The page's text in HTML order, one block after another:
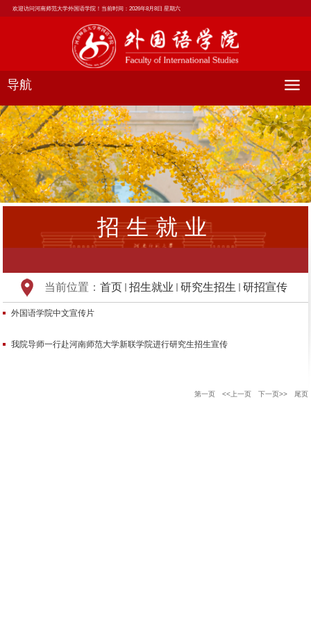
欢迎访问河南师范大学外国语学院！当前时间： 2026年8月8日 星期六
导航
招生就业
当前位置：首页 招生就业 研究生招生 研招宣传
外国语学院中文宣传片
我院导师一行赴河南师范大学新联学院进行研究生招生宣传
第一页 <<上一页 下一页>> 尾页